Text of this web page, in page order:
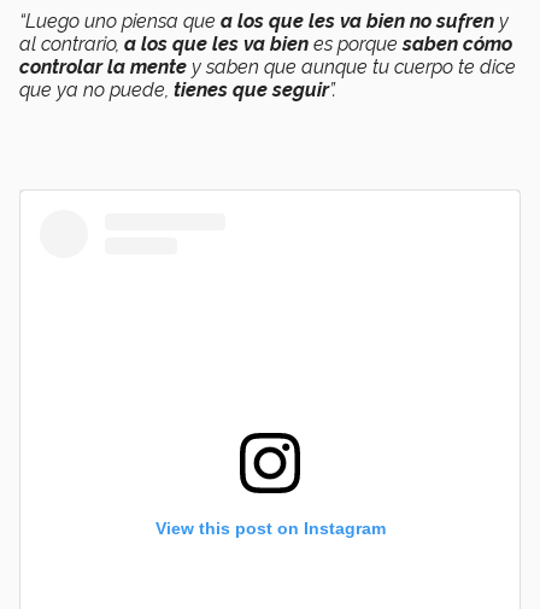
“Luego uno piensa que a los que les va bien no sufren y
al contrario, a los que les va bien es porquesaben cómo
controlar la mente y saben que aunque tu cuerpo te dice
que ya no puede, tienes que seguir”.
View this post on Instagram